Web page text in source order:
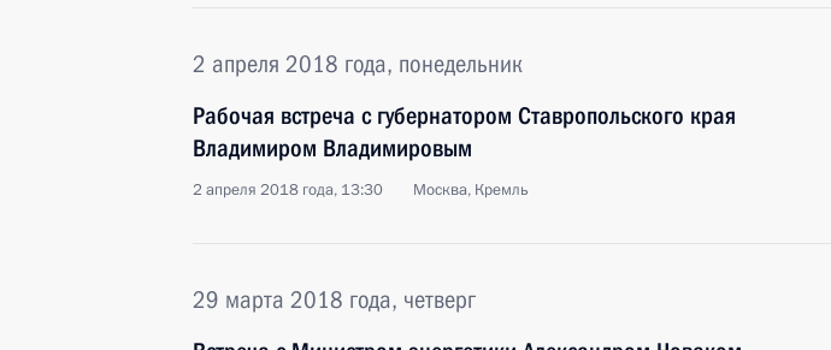
2 апреля 2018 года, понедельник
Рабочая встреча с губернатором Ставропольского края
Владимиром Владимировым
2 апреля 2018 года, 13:30 Москва, Кремль
29 марта 2018 года, четверг